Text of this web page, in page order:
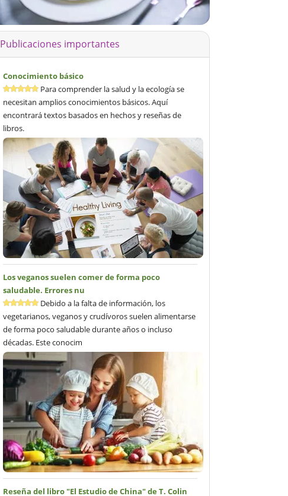
Publicaciones importantes
Conocimiento básico
Para comprender la salud y la ecología se
necesitan amplios conocimientos básicos. Aquí
encontrará textos basados en hechos y reseñas de
libros.
Los veganos suelen comer de forma poco
saludable. Errores nu
Debido a la falta de información, los
vegetarianos, veganos y crudívoros suelen alimentarse
de forma poco saludable durante años o incluso
décadas. Este conocim
Reseña del libro "El Estudio de China" de T. Colin